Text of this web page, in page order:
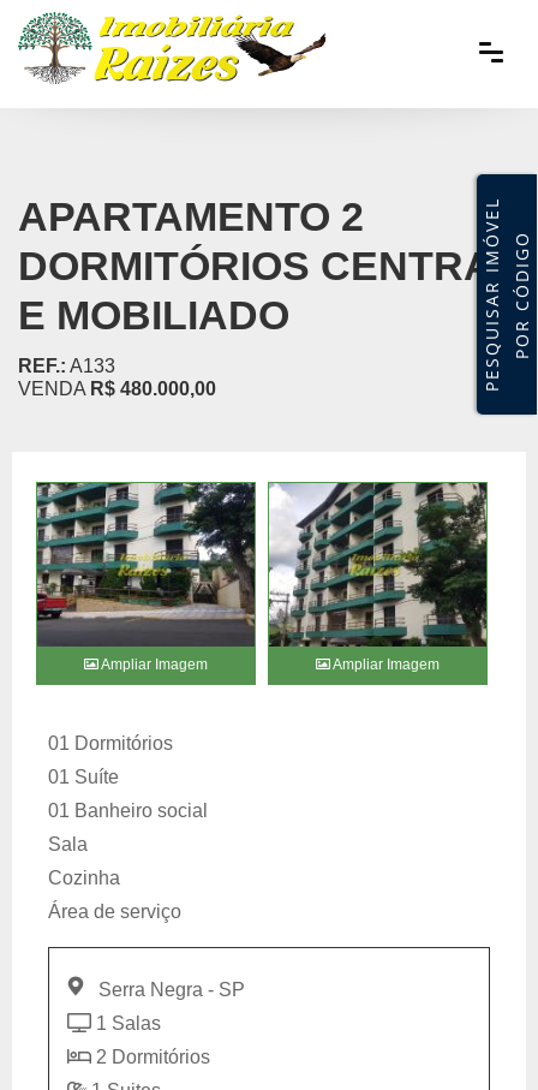
P
E
S
Q
U
I
S
A
R
I
MÓ
V
E
L
P
O
R
C
Ó
D
I
GO
APARTAMENTO 2
DORMITÓRIOS CENTRAL
E MOBILIADO
REF.: A133
VENDA R$ 480.000,00
Ampliar Imagem Ampliar Imagem
01 Dormitórios
01 Suíte
01 Banheiro social
Sala
Cozinha
Área de serviço
Serra Negra - SP
1 Salas
2 Dormitórios